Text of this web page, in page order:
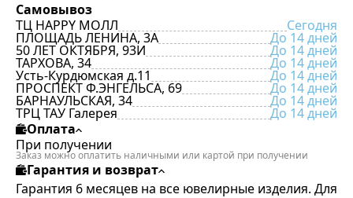
Самовывоз
ТЦ HAPPY МОЛЛ
Сегодня
ПЛОЩАДЬ ЛЕНИНА, 3А До 14 дней
50 ЛЕТ ОКТЯБРЯ, 93И До 14 дней
ТАРХОВА, 34 До 14 дней
Усть-Курдюмская д.11 До 14 дней
ПРОСПЕКТ Ф.ЭНГЕЛЬСА, 69 До 14 дней
БАРНАУЛЬСКАЯ, 34 До 14 дней
ТРЦ ТАУ Галерея
До 14 дней
Оплата
При получении
Заказ можно оплатить наличными или картой при получении
Гарантия и возврат
Гарантия 6 месяцев на все ювелирные изделия. Для